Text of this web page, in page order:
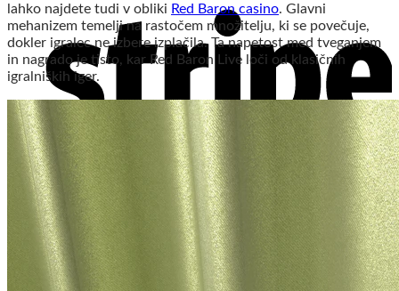
lahko najdete tudi v obliki Red Baron casino. Glavni
mehanizem temelji na rastočem množitelju, ki se povečuje,
dokler igralec ne izbere izplačila. Ta napetost med tveganjem
in nagrado je tisto, kar Red Baron Live loči od klasičnih
igralniških iger.